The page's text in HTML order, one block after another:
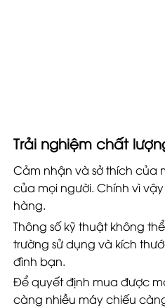
Trải nghiệm chất
Cảm nhận và sở thích của
của mọi người. Chính vì
hàng.
Thông số kỹ thuật không
trường sử dụng và kích
đình bạn.
Để quyết định mua được
càng nhiều máy chiếu